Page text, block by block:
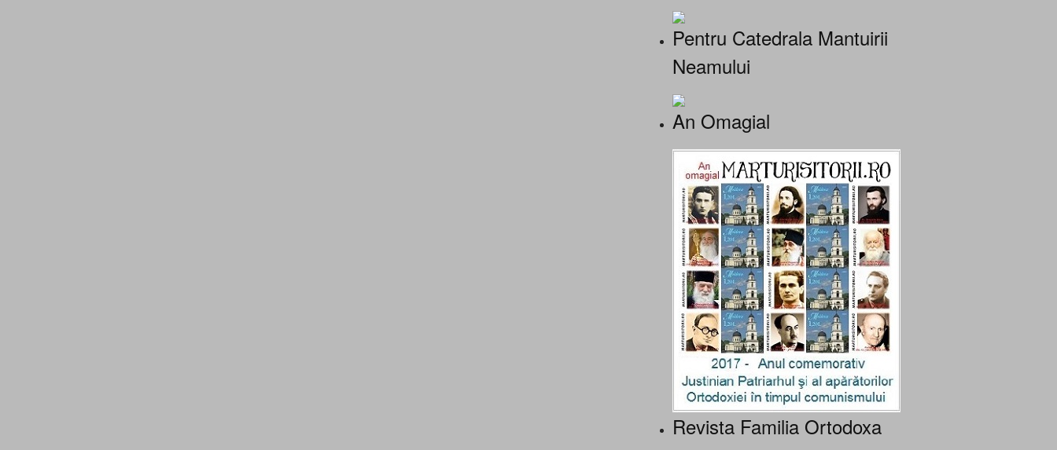
Pentru Catedrala Mantuirii
Neamului
An Omagial
Revista Familia Ortodoxa